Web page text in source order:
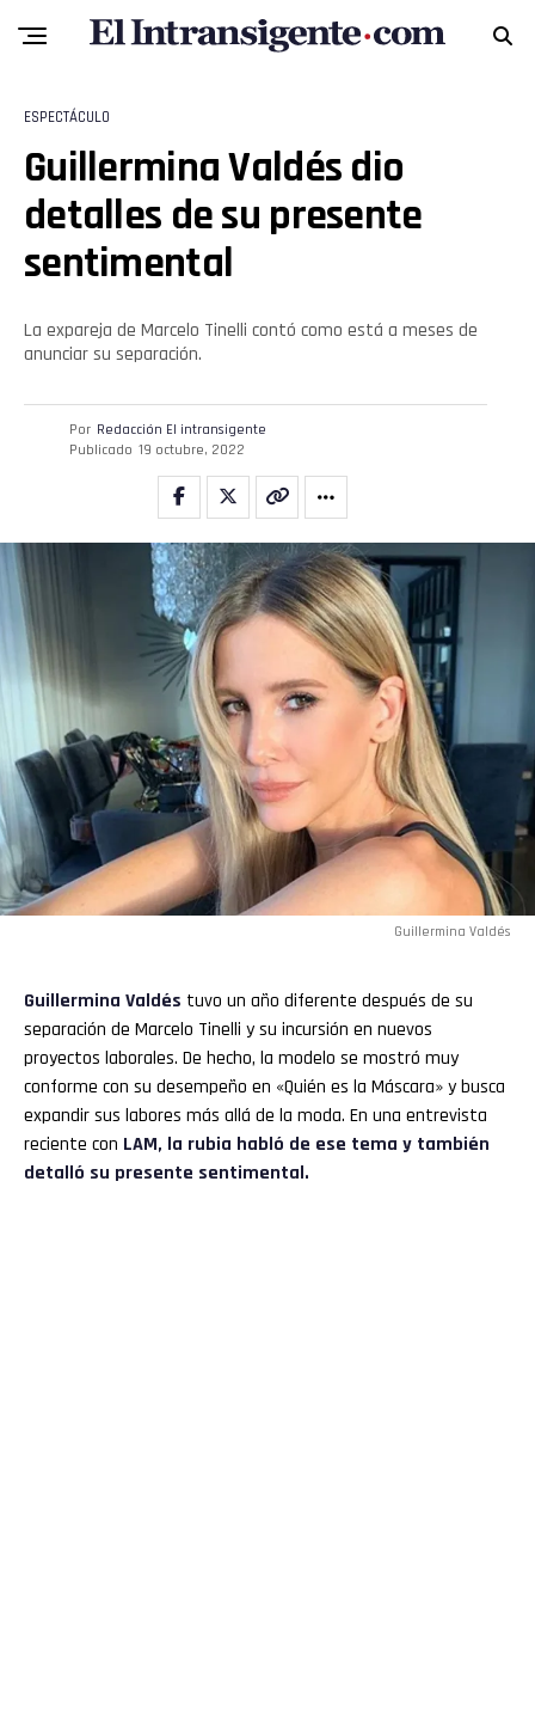
ESPECTÁCULO
Guillermina Valdés dio
detalles de su presente
sentimental
La expareja de Marcelo Tinelli contó como está a meses de
anunciar su separación.
Por Redacción El intransigente
Publicado 19 octubre, 2022
Guillermina Valdés
Guillermina Valdés tuvo un año diferente después de su
separación de Marcelo Tinelli y su incursión en nuevos
proyectos laborales. De hecho, la modelo se mostró muy
conforme con su desempeño en «Quién es la Máscara» y busca
expandir sus labores más allá de la moda. En una entrevista
reciente con LAM, la rubia habló de ese tema y también
detalló su presente sentimental.